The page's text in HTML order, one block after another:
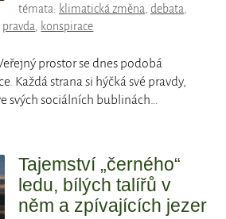
témata: klimatická změna, debata,
pravda, konspirace
prostor se dnes podobá
Každá strana si hýčká své pravdy,
svých sociálních bublinách…
Tajemství „černého“
ledu, bílých talířů v
něm a zpívajících jezer